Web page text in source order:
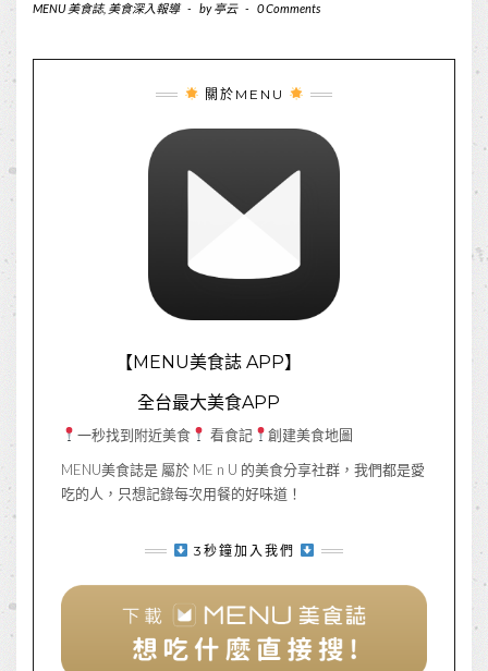
MENU 美食誌, 美食深入報導 - by亭云 - 0 Comments
關於MENU
【MENU美食誌 APP】
全台最大美食APP
一秒找到附近美食 看食記
創建美食地圖
MENU美食誌是 屬於 ME n U 的美食分享社群，我們都是愛
吃的人，只想記錄每次用餐的好味道！
3秒鐘加入我們